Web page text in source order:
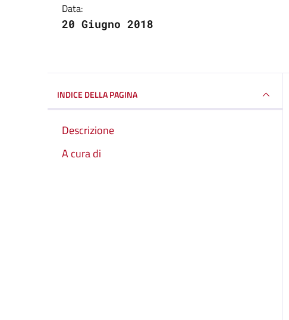
Data:
20 Giugno 2018
INDICE DELLA PAGINA
Descrizione
A cura di